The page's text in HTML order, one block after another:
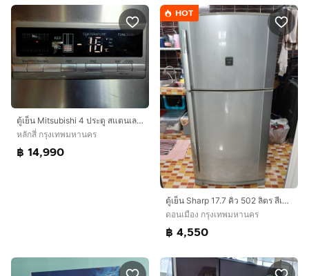
ตู้เย็น Mitsubishi 4 ประตู สแตนเลส ขนาด 22.4Q ประหยัดไฟ No.5
หลักสี่ กรุงเทพมหานคร
฿ 14,990
HOT
ตู้เย็น Sharp 17.7 คิว 502 ลิตร สีเงิน ความเย็นเจี๊ยบ ช่องแช่ใหญ่สะใจ ใช้งานปกติ สภาพพร้อมใช้ ไม่ต้องซ่อม นัดดูของจริงได้
ดอนเมือง กรุงเทพมหานคร
฿ 4,550